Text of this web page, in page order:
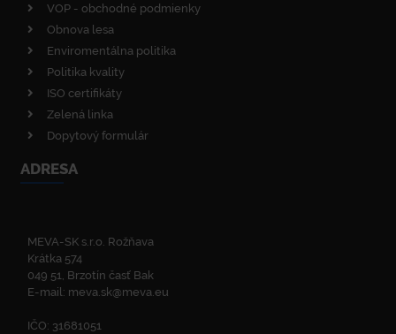
VOP - obchodné podmienky
Obnova lesa
Enviromentálna politika
Politika kvality
ISO certifikáty
Zelená linka
Dopytový formulár
ADRESA
MEVA-SK s.r.o. Rožňava
Krátka 574
049 51, Brzotín časť Bak
E-mail: meva.sk@meva.eu
IČO: 31681051